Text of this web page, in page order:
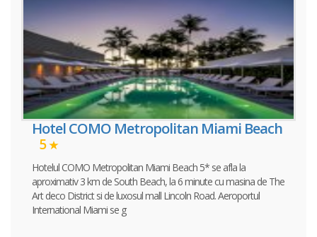
Hotel COMO Metropolitan Miami Beach
5
Hotelul COMO Metropolitan Miami Beach 5* se afla la
aproximativ 3 km de South Beach, la 6 minute cu masina de The
Art deco District si de luxosul mall Lincoln Road. Aeroportul
International Miami se g